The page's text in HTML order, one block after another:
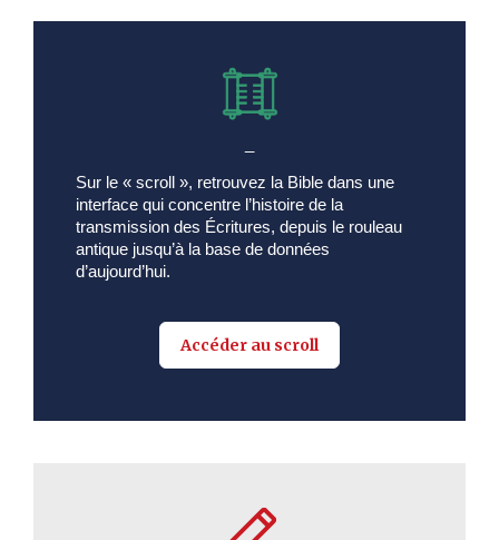
Sur le « scroll », retrouvez la Bible dans une
interface qui concentre l’histoire de la
transmission des Écritures, depuis le rouleau
antique jusqu’à la base de données
d’aujourd’hui.
Accéder au scroll